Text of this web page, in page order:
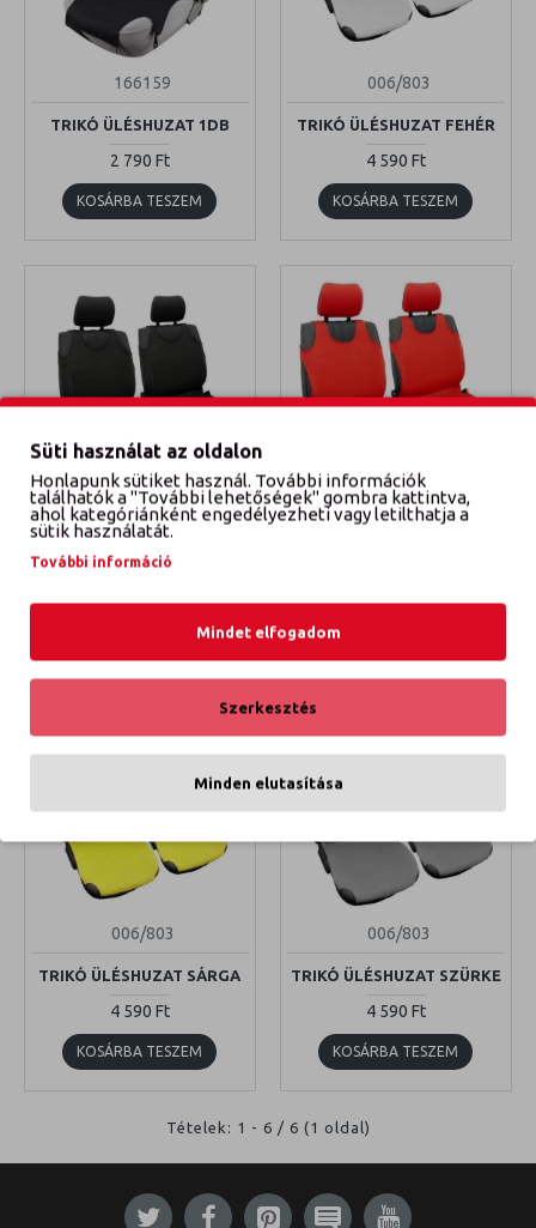
166159
TRIKÓ ÜLÉSHUZAT 1DB
2 790 Ft
KOSÁRBA TESZEM
006/803
TRIKÓ ÜLÉSHUZAT FEHÉR
4 590 Ft
KOSÁRBA TESZEM
006/803
KOSÁRBA TESZEM
006/803
KOSÁRBA TESZEM
006/803
TRIKÓ ÜLÉSHUZAT SÁRGA
4 590 Ft
KOSÁRBA TESZEM
006/803
TRIKÓ ÜLÉSHUZAT SZÜRKE
4 590 Ft
KOSÁRBA TESZEM
Tételek: 1 - 6 / 6 (1 oldal)
Süti használat az oldalon
Honlapunk sütiket használ. További információk
találhatók a "További lehetőségek" gombra kattintva,
ahol kategóriánként engedélyezheti vagy letilthatja a
sütik használatát.
További információ
Mindet elfogadom
Szerkesztés
Minden elutasítása